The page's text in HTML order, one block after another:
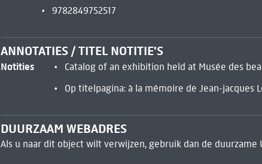
9782849752517
ANNOTATIES / TITEL NOTITIE'S
Notities
Catalog of an exhibition held at Musée des
Op titelpagina: à la mémoire de Jean-jacques
DUURZAAM WEBADRES
Als u naar dit object wilt verwijzen, gebruik dan de duurzame